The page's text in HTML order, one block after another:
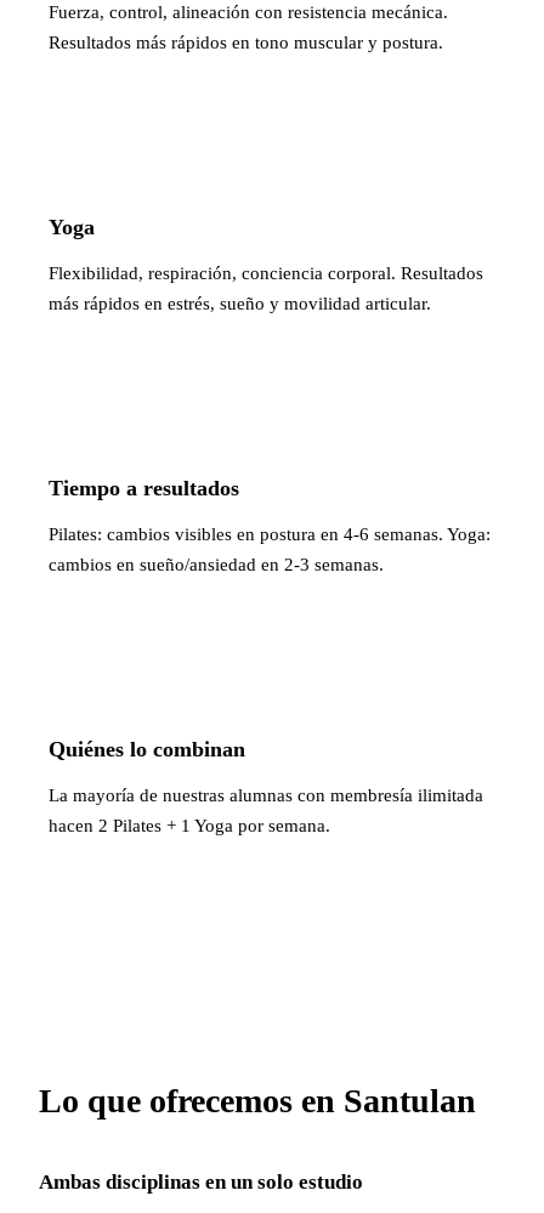
Fuerza, control, alineación con resistencia mecánica.
Resultados más rápidos en tono muscular y postura.
Yoga
Flexibilidad, respiración, conciencia corporal. Resultados
más rápidos en estrés, sueño y movilidad articular.
Tiempo a resultados
Pilates: cambios visibles en postura en 4-6 semanas. Yoga:
cambios en sueño/ansiedad en 2-3 semanas.
Quiénes lo combinan
La mayoría de nuestras alumnas con membresía ilimitada
hacen 2 Pilates + 1 Yoga por semana.
Lo que ofrecemos en Santulan
Ambas disciplinas en un solo estudio